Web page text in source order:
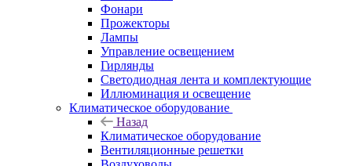
Фонари
Прожекторы
Лампы
Управление освещением
Гирлянды
Светодиодная лента и комплектующие
Иллюминация и освещение
Климатическое оборудование
Назад
Климатическое оборудование
Вентиляционные решетки